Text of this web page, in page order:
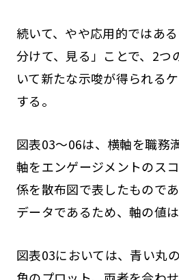
続いて、やや応用的ではある
分けて、見る」ことで、2つ
いて新たな示唆が得られる
する。
図表03～06は、横軸を職務
軸をエンゲージメントのス
係を散布図で表したもので
データであるため、軸の値
図表03においては、青い丸